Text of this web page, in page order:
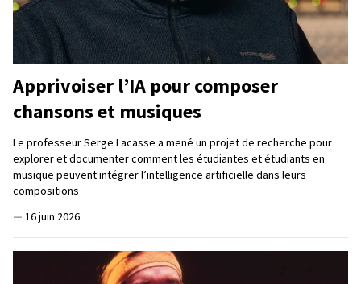
Apprivoiser l’IA pour composer
chansons et musiques
Le professeur Serge Lacasse a mené un projet de recherche pour
explorer et documenter comment les étudiantes et étudiants en
musique peuvent intégrer l’intelligence artificielle dans leurs
compositions
— 16 juin 2026